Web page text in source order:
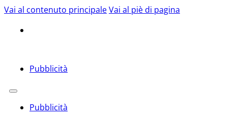
Vai al contenuto principaleVai al piè di pagina
Pubblicità
Pubblicità